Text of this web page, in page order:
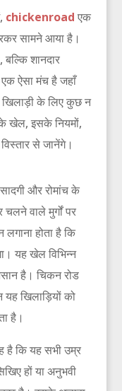
chickenroad एक
सामने आया है।
शानदार
ऐसा मंच है जहाँ
खिलाड़ी के लिए कुछ न
खेल, इसके नियमों,
से जानेंगे।
और रोमांच के
वाले मुर्गों पर
होता है कि
यह खेल विभिन्न
है। चिकन रोड
यह खिलाड़ियों को
है।
है कि यह सभी उम्र
हों या अनुभवी